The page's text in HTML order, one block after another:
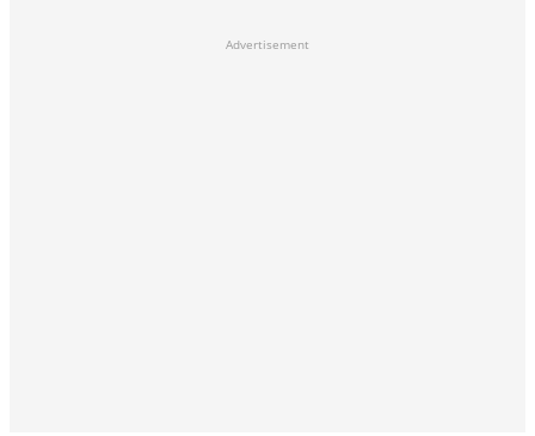
Advertisement